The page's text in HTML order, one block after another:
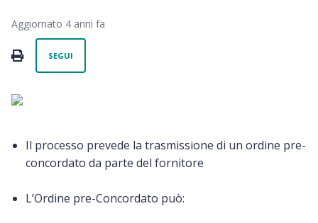
Aggiornato 4 anni fa
PRINT
SEGUI
Il processo prevede la trasmissione di un ordine pre-
concordato da parte del fornitore
L’Ordine pre-Concordato può: